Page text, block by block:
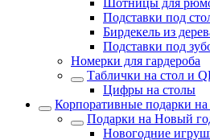
Шотницы для
Подставки под
Бирдекель из
Подставки под
Номерки для гардероба
Таблички на стол и
Цифры на столы
Корпоративные подарки на
Подарки на Новый
Новогодние